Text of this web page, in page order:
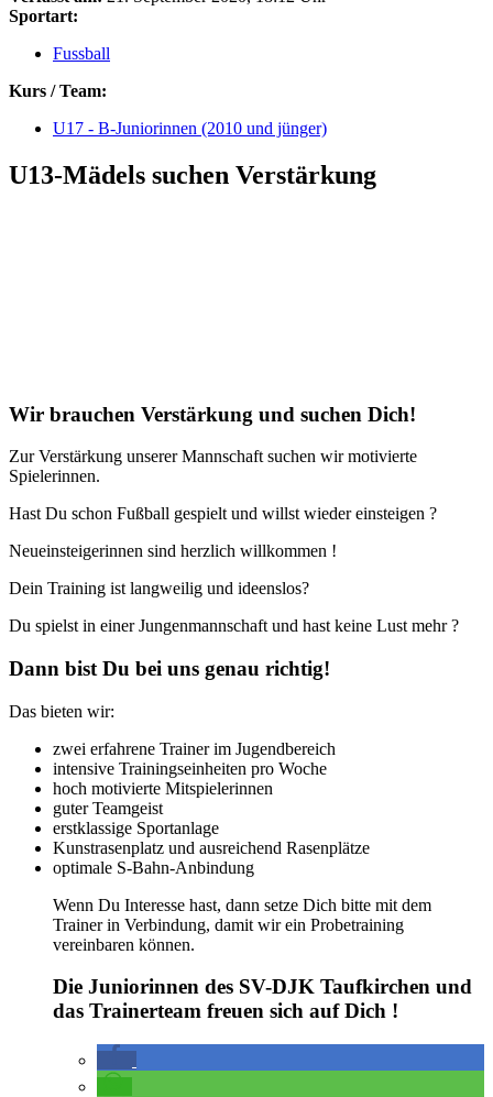
Sportart:
Fussball
Kurs / Team:
U17 - B-Juniorinnen (2010 und jünger)
U13-Mädels suchen Verstärkung
Wir brauchen Verstärkung und suchen Dich!
Zur Verstärkung unserer Mannschaft suchen wir motivierte
Spielerinnen.
Hast Du schon Fußball gespielt und willst wieder einsteigen ?
Neueinsteigerinnen sind herzlich willkommen !
Dein Training ist langweilig und ideenslos?
Du spielst in einer Jungenmannschaft und hast keine Lust mehr ?
Dann bist Du bei uns genau richtig!
Das bieten wir:
zwei erfahrene Trainer im Jugendbereich
intensive Trainingseinheiten pro Woche
hoch motivierte Mitspielerinnen
guter Teamgeist
erstklassige Sportanlage
Kunstrasenplatz und ausreichend Rasenplätze
optimale S-Bahn-Anbindung
Wenn Du Interesse hast, dann setze Dich bitte mit dem
Trainer in Verbindung, damit wir ein Probetraining
vereinbaren können.
Die Juniorinnen des SV-DJK Taufkirchen und
das Trainerteam freuen sich auf Dich !